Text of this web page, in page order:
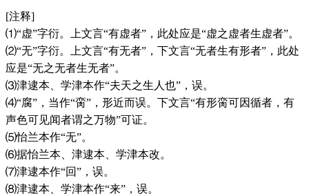
[注释]
⑴“虚”字衍。上文言“有虚者”，此处应是“虚之虚者生虚者”。
⑵“无”字衍。上文言“有无者”，下文言“无者生有形者”，此处
应是“无之无者生无者”。
⑶津逮本、学津本作“夫天之生人也”，误。
⑷“腐”，当作“脔”，形近而误。下文言“有形脔可因循者，有
声色可见闻者谓之万物”可证。
⑸怡兰本作“无”。
⑹据怡兰本、津逮本、学津本改。
⑺津逮本作“回”，误。
⑻津逮本、学津本作“来”，误。